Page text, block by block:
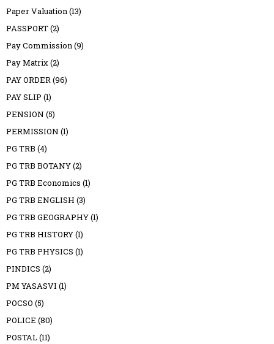
Paper Valuation (13)
PASSPORT(2)
Pay Commission (9)
Pay Matrix (2)
PAY ORDER (96)
PAY SLIP (1)
PENSION (5)
PERMISSION (1)
PG TRB (4)
PG TRB BOTANY(2)
PG TRB Economics (1)
PG TRB ENGLISH (3)
PG TRB GEOGRAPHY(1)
PG TRB HISTORY(1)
PG TRB PHYSICS (1)
PINDICS (2)
PM YASASVI (1)
POCSO (5)
POLICE (80)
POSTAL(11)